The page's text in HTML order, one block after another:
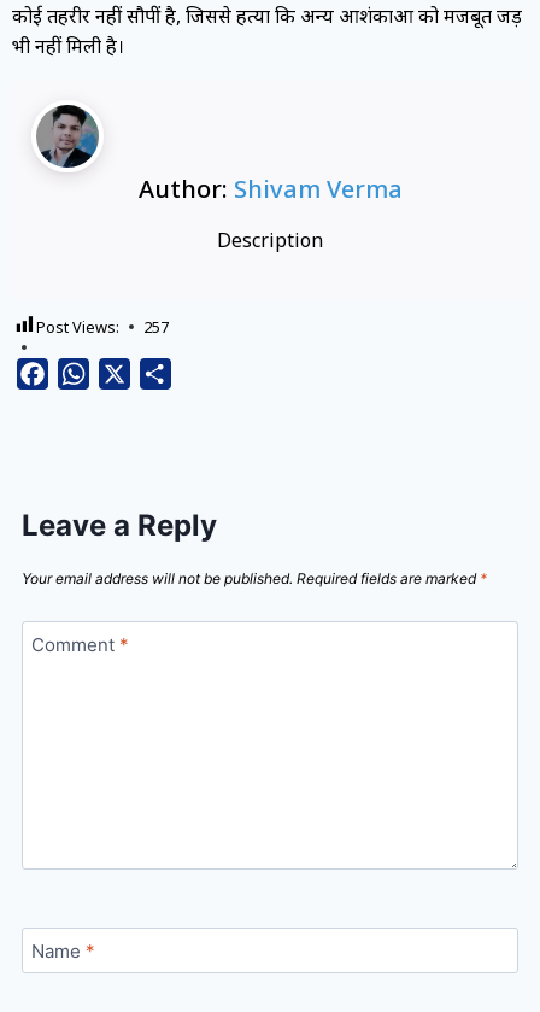
कोई तहरीर नहीं सौपीं है, जिससे हत्या कि अन्य आशंकाओं को मजबूत जड़
भी नहीं मिली है।
Author: Shivam Verma
Description
Post Views: 257
FacebookWhatsApp
Leave a Reply
Your email address will not be published. Required fields are marked *
Comment *
Name *